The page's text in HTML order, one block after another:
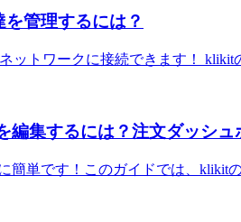
を管理するには？
ットワークに接続できます！ klikit
編集するには？注文ダッシ
簡単です！このガイドでは、klikit